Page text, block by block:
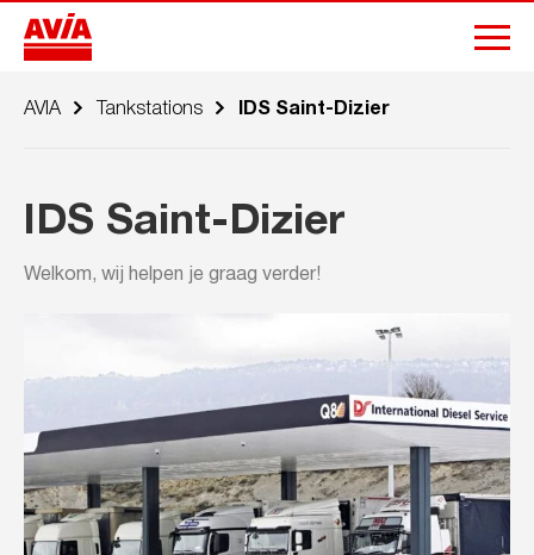
AVIA Tankstations IDS Saint-Dizier
IDS Saint-Dizier
Welkom, wij helpen je graag verder!